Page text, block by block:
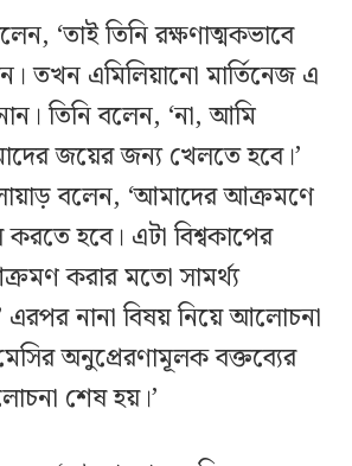
‘তাই তিনি রক্ষণাত্মকভাবে
তখন এমিলিয়ানো মার্তিনেজ এ
তিনি বলেন, ‘না, আমি
জয়ের জন্য খেলতে হবে।’
বলেন, ‘আমাদের আক্রমণে
হবে। এটা বিশ্বকাপের
করার মতো সামর্থ্য
নানা বিষয় নিয়ে আলোচনা
অনুপ্রেরণামূলক বক্তব্যের
শেষ হয়।’